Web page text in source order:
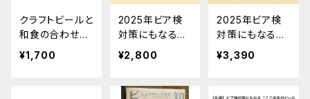
クラフトビールと
和食の合わせ方
の理論と実践
¥1,700
2025年ビア検
対策にもなる
「ビールニュース
解説」ニュース
タ（2025年6月2
¥2,800
2025年ビア検
対策にもなる
「ビールニュース
解説」表示資料
¥3,390